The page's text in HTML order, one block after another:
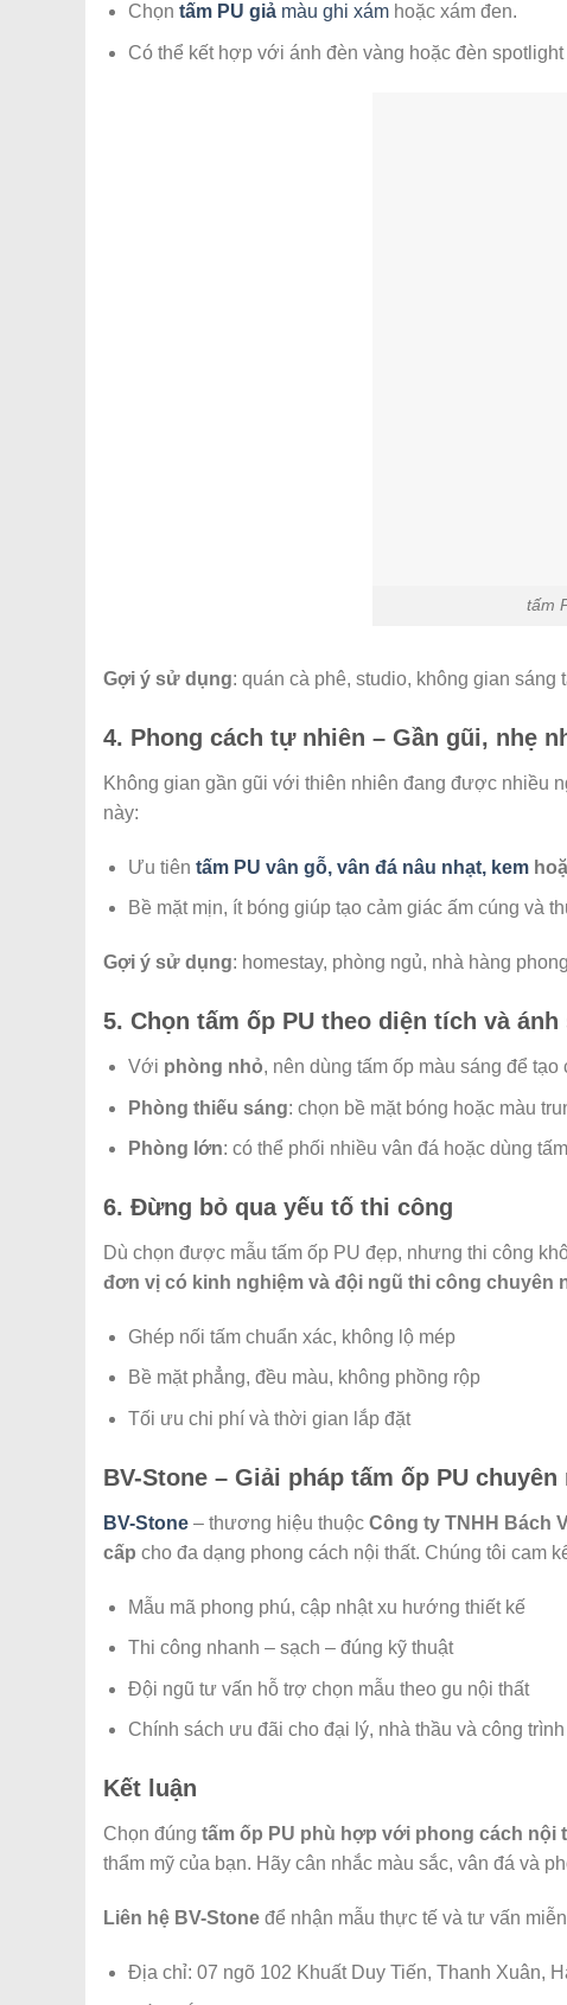
Chọn tấm PU giả màu ghi xámhoặc xám đen.
Có thể kết hợp với ánh đèn vàng hoặc đèn
tấm
Gợi ý sử dụng: quán cà phê, studio, không gian sáng
4. Phong cách tự nhiên – Gần gũi, nhẹ
Không gian gần gũi với thiên nhiên đang được nhiều
này:
Ưu tiên tấm PU vân gỗ, vân đá nâu nhạt, kem
Bề mặt mịn, ít bóng giúp tạo cảm giác ấm cúng và
Gợi ý sử dụng: homestay, phòng ngủ, nhà hàng
5. Chọn tấm ốp PU theo diện tích và ánh
Với phòng nhỏ, nên dùng tấm ốp màu sáng để tạo
Phòng thiếu sáng: chọn bề mặt bóng hoặc màu
Phòng lớn: có thể phối nhiều vân đá hoặc dùng
6. Đừng bỏ qua yếu tố thi công
Dù chọn được mẫu tấm ốp PU đẹp, nhưng thi công
đơn vị có kinh nghiệm và đội ngũ thi công chuyên
Ghép nối tấm chuẩn xác, không lộ mép
Bề mặt phẳng, đều màu, không phồng rộp
Tối ưu chi phí và thời gian lắp đặt
BV-Stone – Giải pháp tấm ốp PU
BV-Stone – thương hiệu thuộc Công ty TNHH Bách
cấp cho đa dạng phong cách nội thất. Chúng tôi cam
Mẫu mã phong phú, cập nhật xu hướng thiết kế
Thi công nhanh – sạch – đúng kỹ thuật
Đội ngũ tư vấn hỗ trợ chọn mẫu theo gu nội thất
Chính sách ưu đãi cho đại lý, nhà thầu và công
Kết luận
Chọn đúng tấm ốp PU phù hợp với phong cách nội
thẩm mỹ của bạn. Hãy cân nhắc màu sắc, vân đá và
Liên hệ BV-Stone để nhận mẫu thực tế và tư vấn
Địa chỉ: 07 ngõ 102 Khuất Duy Tiến, Thanh Xuân,